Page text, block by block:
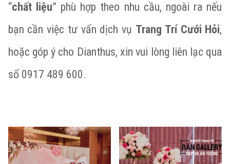
“chất liệu” phù hợp theo nhu cầu, ngoài ra nếu
bạn cần việc tư vấn dịch vụ Trang Trí Cưới Hỏi,
hoặc góp ý cho Dianthus, xin vui lòng liên lạc qua
số 0917 489 600.